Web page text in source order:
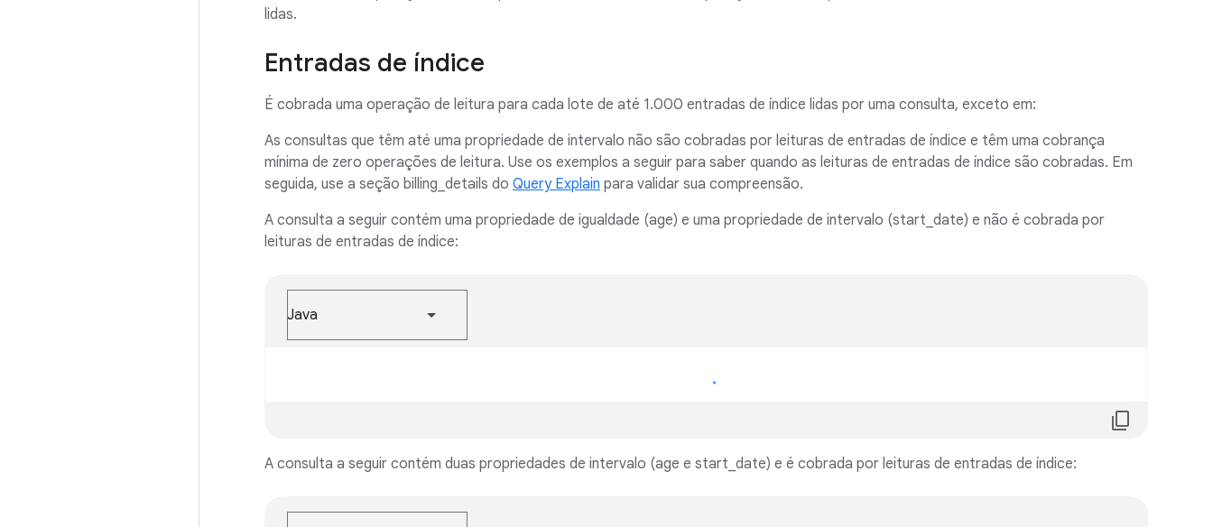
lidas.
Entradas de índice
É cobrada uma operação de leitura para cada lote de até 1.000 entradas de índice lidas por uma consulta, exceto em:
As consultas que têm até uma propriedade de intervalo não são cobradas por leituras de entradas de índice e têm uma cobrança
mínima de zero operações de leitura. Use os exemplos a seguir para saber quando as leituras de entradas de índice são cobradas. Em
seguida, use a seção billing_details do Query Explain para validar sua compreensão.
A consulta a seguir contém uma propriedade de igualdade (age) e uma propriedade de intervalo (start_date) e não é cobrada por
leituras de entradas de índice:
Java
content_copy
A consulta a seguir contém duas propriedades de intervalo (age e start_date) e é cobrada por leituras de entradas de índice: